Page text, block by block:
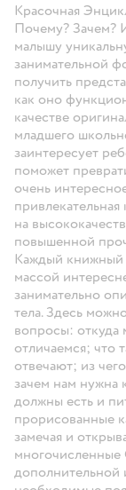
Красочная
Почему?
малышу
занимательной
получить
как оно
качестве
младшего
заинтересует
поможет
очень
на
повышенной
Каждый книжный
массой
занимательно
тела. Здесь
вопросы: откуда
отличаемся; что
отвечают; из
зачем нам
должны есть и
прорисованные
замечая и
дополнительной